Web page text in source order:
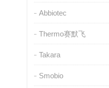
Abbiotec
Thermo赛默飞
Takara
Smobio